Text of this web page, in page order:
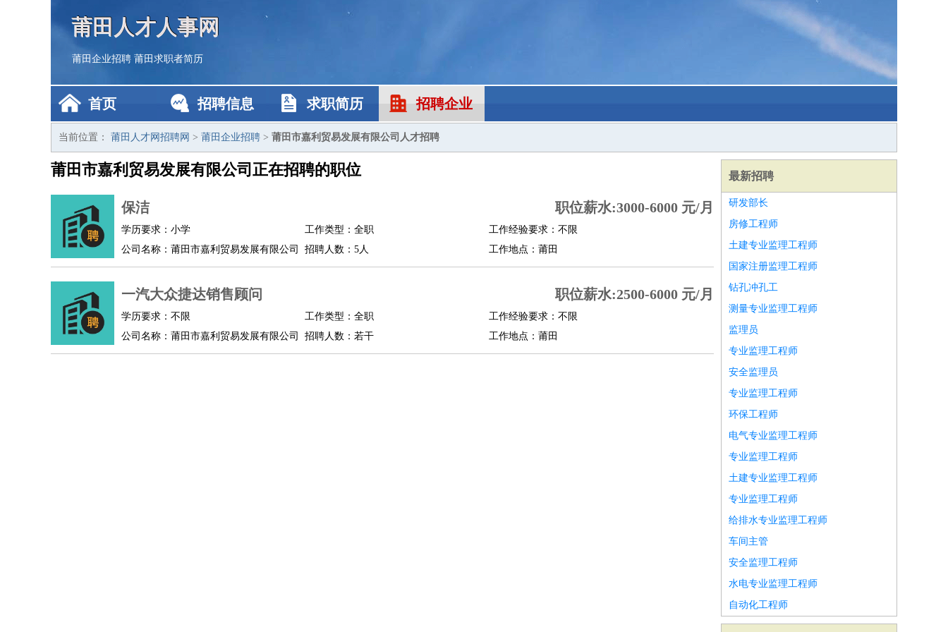
莆田人才人事网
莆田企业招聘 莆田求职者简历
首页 招聘信息 求职简历 招聘企业
当前位置： 莆田人才网招聘网 > 莆田企业招聘 > 莆田市嘉利贸易发展有限公司人才招聘
莆田市嘉利贸易发展有限公司正在招聘的职位
保洁 职位薪水:3000-6000 元/月
学历要求：小学 工作类型：全职
工作经验要求：不限
公司名称：莆田市嘉利贸易发展有限公司
招聘人数：5人 工作地点：莆田
一汽大众捷达销售顾问 职位薪水:2500-6000 元/月
学历要求：不限 工作类型：全职
工作经验要求：不限
公司名称：莆田市嘉利贸易发展有限公司
招聘人数：若干 工作地点：莆田
最新招聘
研发部长
房修工程师
土建专业监理工程师
国家注册监理工程师
钻孔冲孔工
测量专业监理工程师
监理员
专业监理工程师
安全监理员
专业监理工程师
环保工程师
电气专业监理工程师
专业监理工程师
土建专业监理工程师
专业监理工程师
给排水专业监理工程师
车间主管
安全监理工程师
水电专业监理工程师
自动化工程师